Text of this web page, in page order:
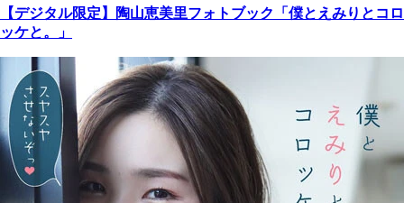
【デジタル限定】陶山恵美里フォトブック「僕とえみりとコロ
ッケと。」